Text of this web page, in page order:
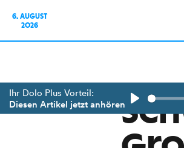
6. AUGUST
2026
Ihr Dolo Plus Vorteil:
Diesen Artikel jetzt anhören
Play